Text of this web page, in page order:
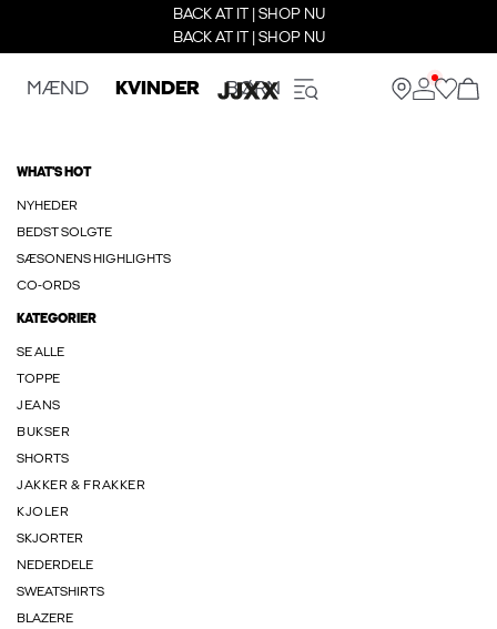
BACK AT IT | SHOP NU
BACK AT IT | SHOP NU
MÆND KVINDER BØRN
WHAT'S HOT
NYHEDER
BEDST SOLGTE
SÆSONENS HIGHLIGHTS
CO-ORDS
KATEGORIER
SE ALLE
TOPPE
JEANS
BUKSER
SHORTS
JAKKER & FRAKKER
KJOLER
SKJORTER
NEDERDELE
SWEATSHIRTS
BLAZERE